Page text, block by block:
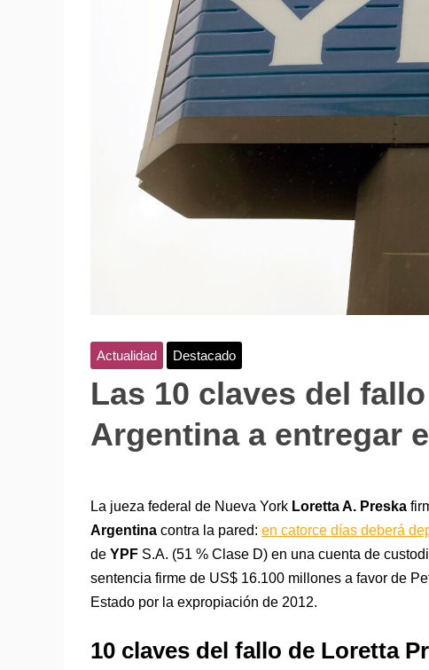
Actualidad Destacado
Las 10 claves del
Argentina a entregar
La jueza federal de Nueva York Loretta A. Preska
Argentina contra la pared: en catorce días deberá
de YPF S.A. (51 % Clase D) en una cuenta de
sentencia firme de US$ 16.100 millones a favor de
Estado por la expropiación de 2012.
10 claves del fallo de Loretta